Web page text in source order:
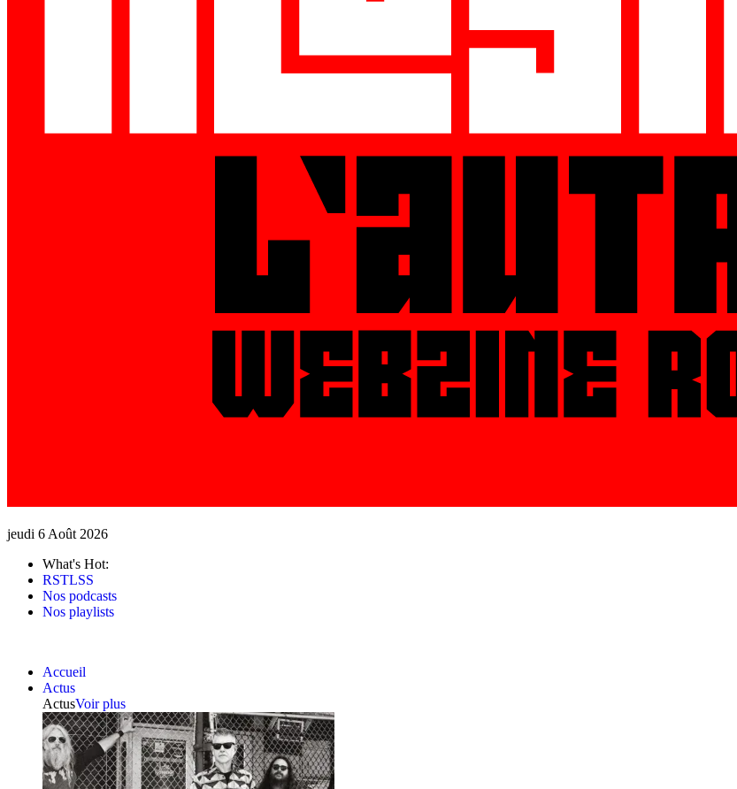
jeudi 6 Août 2026
What's Hot:
RSTLSS
Nos podcasts
Nos playlists
Accueil
Actus
ActusVoir plus